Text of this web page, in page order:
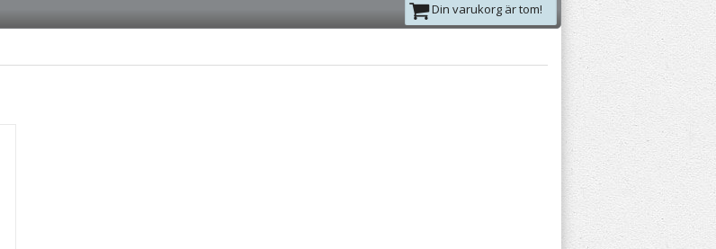
Din varukorg är tom!